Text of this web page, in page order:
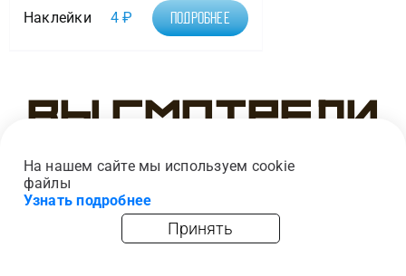
Наклейки 4₽ Подробнее
Вы смотрели
На нашем сайте мы используем cookie
файлы
Узнать подробнее
Принять